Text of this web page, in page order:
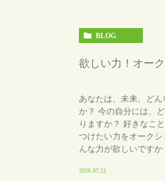
BLOG
欲しい力！オーク
あなたは、未来、ど
か？ 今の自分には、
りますか？ 好きなこ
つけたい力をオーク
んな力が欲しいですか
2026.07.21